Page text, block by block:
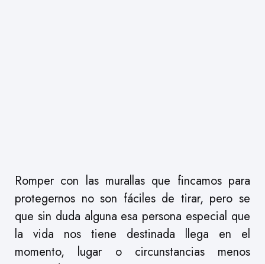
Romper con las murallas que fincamos para
protegernos no son fáciles de tirar, pero se
que sin duda alguna esa persona especial que
la vida nos tiene destinada llega en el
momento, lugar o circunstancias menos